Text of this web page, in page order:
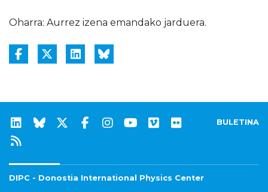
Oharra: Aurrez izena emandako jarduera.
BULETINA
DIPC - Donostia International Physics Center